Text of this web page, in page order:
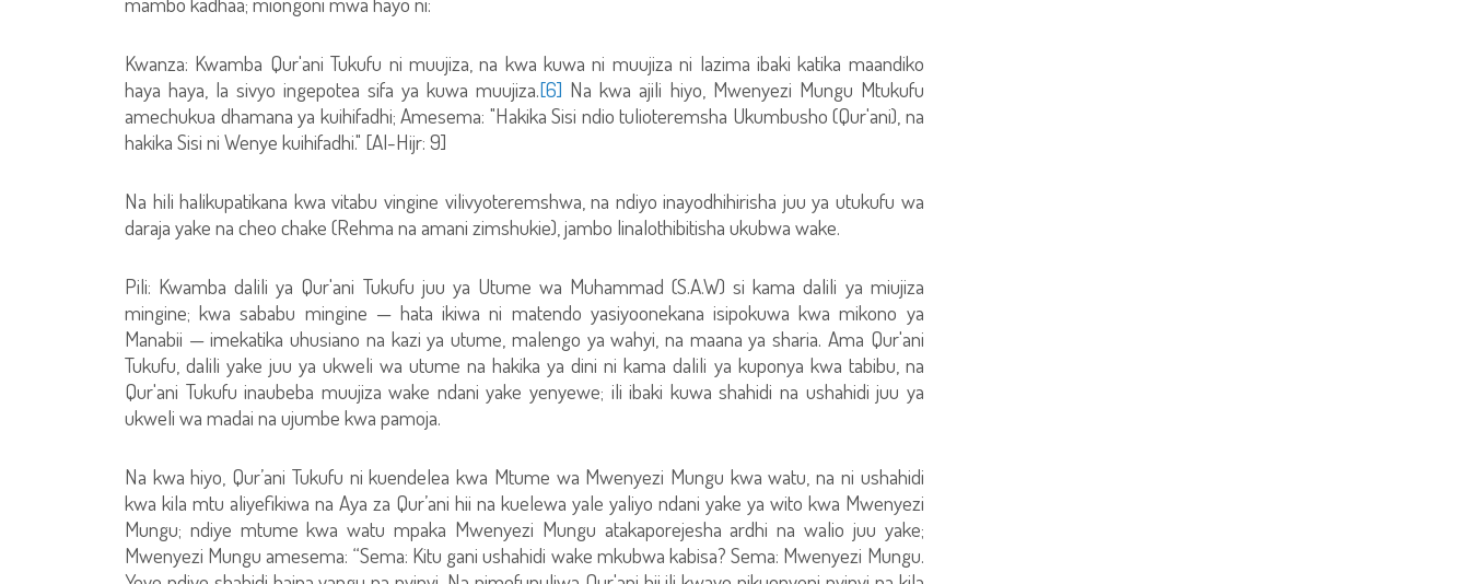
Kwanza: Kwamba Qur'ani Tukufu ni muujiza, na kwa kuwa ni muujiza ni lazima ibaki katika maandiko
haya haya, la sivyo ingepotea sifa ya kuwa muujiza.[6] Na kwa ajili hiyo, Mwenyezi Mungu Mtukufu
amechukua dhamana ya kuihifadhi; Amesema: "Hakika Sisi ndio tulioteremsha Ukumbusho (Qur'ani), na
hakika Sisi ni Wenye kuihifadhi." [Al-Hijr: 9]
Na hili halikupatikana kwa vitabu vingine vilivyoteremshwa, na ndiyo inayodhihirisha juu ya utukufu wa
daraja yake na cheo chake (Rehma na amani zimshukie), jambo linalothibitisha ukubwa wake.
Pili: Kwamba dalili ya Qur'ani Tukufu juu ya Utume wa Muhammad (S.A.W) si kama dalili ya miujiza
mingine; kwa sababu mingine — hata ikiwa ni matendo yasiyoonekana isipokuwa kwa mikono ya
Manabii — imekatika uhusiano na kazi ya utume, malengo ya wahyi, na maana ya sharia. Ama Qur'ani
Tukufu, dalili yake juu ya ukweli wa utume na hakika ya dini ni kama dalili ya kuponya kwa tabibu, na
Qur'ani Tukufu inaubeba muujiza wake ndani yake yenyewe; ili ibaki kuwa shahidi na ushahidi juu ya
ukweli wa madai na ujumbe kwa pamoja.
Na kwa hiyo, Qur’ani Tukufu ni kuendelea kwa Mtume wa Mwenyezi Mungu kwa watu, na ni ushahidi
kwa kila mtu aliyefikiwa na Aya za Qur’ani hii na kuelewa yale yaliyo ndani yake ya wito kwa Mwenyezi
Mungu; ndiye mtume kwa watu mpaka Mwenyezi Mungu atakaporejesha ardhi na walio juu yake;
Mwenyezi Mungu amesema: “Sema: Kitu gani ushahidi wake mkubwa kabisa? Sema: Mwenyezi Mungu.